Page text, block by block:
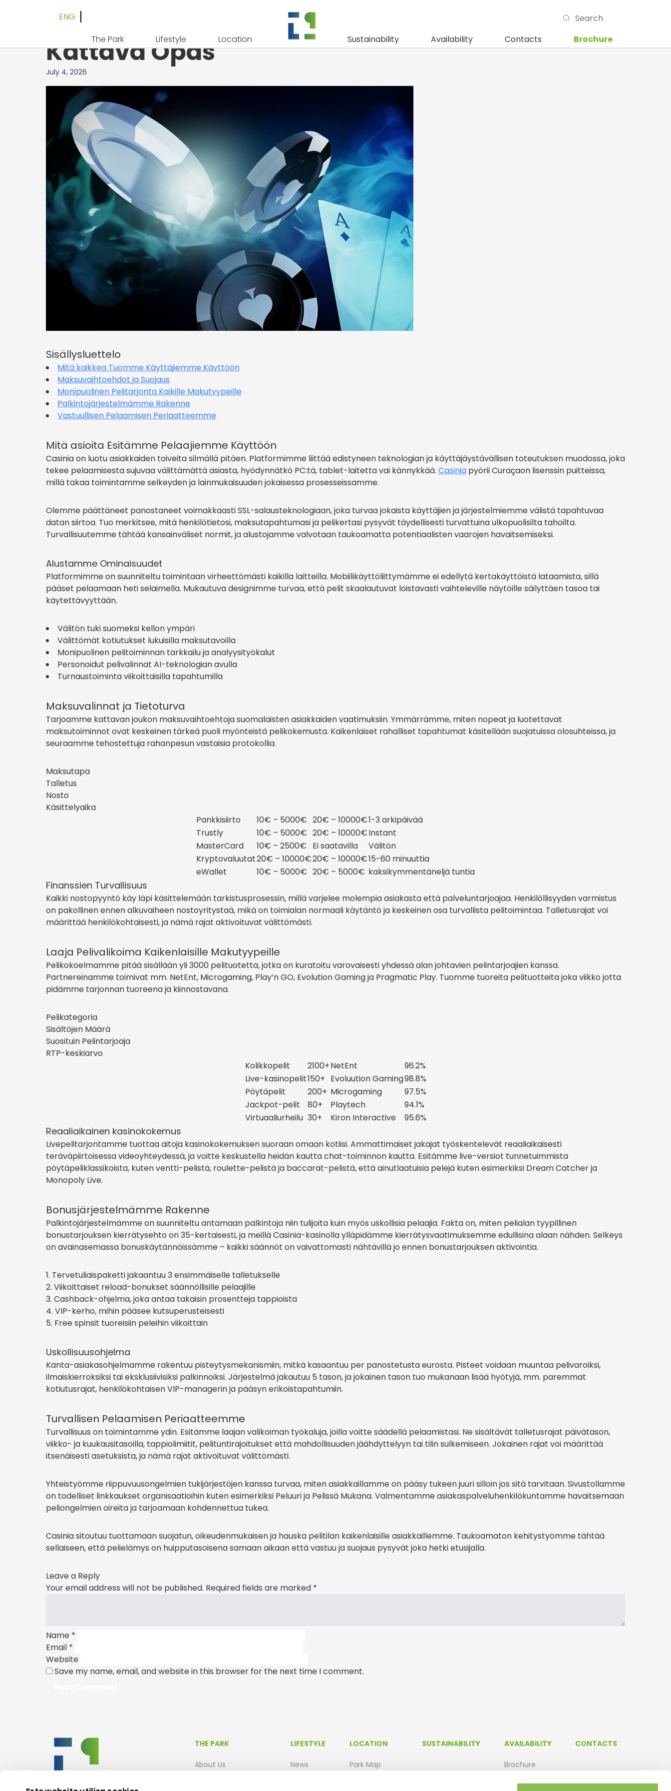
ENG
The Park
Lifestyle Location Sustainability Availability Contacts Brochure
Casinia – Nykyaikaisen Kasinomaailman
Kattava Opas
July 4, 2026
Sisällysluettelo
Mitä kaikkea Tuomme Käyttäjiemme Käyttöön
Maksuvaihtoehdot ja Suojaus
Monipuolinen Pelitarjonta Kaikille Makutyypeille
Palkintojärjestelmämme Rakenne
Vastuullisen Pelaamisen Periaatteemme
Mitä asioita Esitämme Pelaajiemme Käyttöön
Casinia on luotu asiakkaiden toiveita silmällä pitäen. Platformimme liittää edistyneen teknologian ja käyttäjäystävällisen toteutuksen muodossa, joka
tekee pelaamisesta sujuvaa välittämättä asiasta, hyödynnätkö PC:tä, tablet-laitetta vai kännykkää. Casinia pyörii Curaçaon lisenssin puitteissa,
millä takaa toimintamme selkeyden ja lainmukaisuuden jokaisessa prosesseissamme.
Olemme päättäneet panostaneet voimakkaasti SSL-salausteknologiaan, joka turvaa jokaista käyttäjien ja järjestelmiemme välistä tapahtuvaa
datan siirtoa. Tuo merkitsee, mitä henkilötietosi, maksutapahtumasi ja pelikertasi pysyvät täydellisesti turvattuina ulkopuolisilta tahoilta.
Turvallisuutemme tähtää kansainväliset normit, ja alustojamme valvotaan taukoamatta potentiaalisten vaarojen havaitsemiseksi.
Alustamme Ominaisuudet
Platformimme on suunniteltu toimintaan virheettömästi kaikilla laitteilla. Mobiilikäyttöliittymämme ei edellytä kertakäyttöistä lataamista, sillä
pääset pelaamaan heti selaimella. Mukautuva designimme turvaa, että pelit skaalautuvat loistavasti vaihteleville näytöille säilyttäen tasoa tai
käytettävyyttään.
Välitön tuki suomeksi kellon ympäri
Välittömät kotiutukset lukuisilla maksutavoilla
Monipuolinen pelitoiminnan tarkkailu ja analyysityökalut
Personoidut pelivalinnat AI-teknologian avulla
Turnaustoiminta viikoittaisilla tapahtumilla
Maksuvalinnat ja Tietoturva
Tarjoamme kattavan joukon maksuvaihtoehtoja suomalaisten asiakkaiden vaatimuksiin. Ymmärrämme, miten nopeat ja luotettavat
maksutoiminnot ovat keskeinen tärkeä puoli myönteistä pelikokemusta. Kaikenlaiset rahalliset tapahtumat käsitellään suojatuissa olosuhteissa, ja
seuraamme tehostettuja rahanpesun vastaisia protokollia.
Maksutapa
Talletus
Nosto
Käsittelyaika
Pankkisiirto
10€ – 5000€ 20€ – 10000€1-3 arkipäivää
Trustly
10€ – 5000€ 20€ – 10000€Instant
MasterCard
10€ – 2500€ Ei saatavilla
Välitön
Kryptovaluutat20€ – 10000€20€ – 10000€15-60 minuuttia
eWallet
10€ – 5000€ 20€ – 5000€ kaksikymmentäneljä tuntia
Finanssien Turvallisuus
Kaikki nostopyyntö käy läpi käsittelemään tarkistusprosessin, millä varjelee molempia asiakasta että palveluntarjoajaa. Henkilöllisyyden varmistus
on pakollinen ennen alkuvaiheen nostoyritystaä, mikä on toimialan normaali käytäntö ja keskeinen osa turvallista pelitoimintaa. Talletusrajat voi
määrittää henkilökohtaisesti, ja nämä rajat aktivoituvat välittömästi.
Laaja Pelivalikoima Kaikenlaisille Makutyypeille
Pelikokoelmamme pitää sisällään yli 3000 pelituotetta, jotka on kuratoitu varovaisesti yhdessä alan johtavien pelintarjoajien kanssa.
Partnereinamme toimivat mm. NetEnt, Microgaming, Play’n GO, Evolution Gaming ja Pragmatic Play. Tuomme tuoreita pelituotteita joka viikko jotta
pidämme tarjonnan tuoreena ja kiinnostavana.
Pelikategoria
Sisältöjen Määrä
Suosituin Pelintarjoaja
RTP-keskiarvo
Kolikkopelit
2100+NetEnt
96.2%
Live-kasinopelit150+ Evoluution Gaming98.8%
Pöytäpelit
200+ Microgaming
97.5%
Jackpot-pelit
80+ Playtech
94.1%
Virtuaaliurheilu 30+ Kiron Interactive 95.6%
Reaaliaikainen kasinokokemus
Livepelitarjontamme tuottaa aitoja kasinokokemuksen suoraan omaan kotiisi. Ammattimaiset jakajat työskentelevät reaaliaikaisesti
teräväpiirtoisessa videoyhteydessä, ja voitte keskustella heidän kautta chat-toiminnon kautta. Esitämme live-versiot tunnetuimmista
pöytäpeliklassikoista, kuten ventti-pelistä, roulette-pelistä ja baccarat-pelistä, että ainutlaatuisia pelejä kuten esimerkiksi Dream Catcher ja
Monopoly Live.
Bonusjärjestelmämme Rakenne
Palkintojärjestelmämme on suunniteltu antamaan palkintoja niin tulijoita kuin myös uskollisia pelaajia. Fakta on, miten pelialan tyypillinen
bonustarjouksen kierrätysehto on 35-kertaisesti, ja meillä Casinia-kasinolla ylläpidämme kierrätysvaatimuksemme edullisina alaan nähden. Selkeys
on avainasemassa bonuskäytännöissämme – kaikki säännöt on vaivattomasti nähtävillä jo ennen bonustarjouksen aktivointia.
Tervetuliaispaketti jakaantuu 3 ensimmäiselle talletukselle
Viikoittaiset reload-bonukset säännöllisille pelaajille
Cashback-ohjelma, joka antaa takaisin prosentteja tappioista
VIP-kerho, mihin pääsee kutsuperusteisesti
Free spinsit tuoreisiin peleihin viikoittain
Uskollisuusohjelma
Kanta-asiakasohjelmamme rakentuu pisteytysmekanismiin, mitkä kasaantuu per panostetusta eurosta. Pisteet voidaan muuntaa pelivaroiksi,
ilmaiskierroksiksi tai eksklusiivisiksi palkinnoiksi. Järjestelmä jakautuu 5 tason, ja jokainen tason tuo mukanaan lisää hyötyjä, mm. paremmat
kotiutusrajat, henkilökohtaisen VIP-managerin ja pääsyn erikoistapahtumiin.
Turvallisen Pelaamisen Periaatteemme
Turvallisuus on toimintamme ydin. Esitämme laajan valikoiman työkaluja, joilla voitte säädellä pelaamistasi. Ne sisältävät talletusrajat päivätason,
viikko- ja kuukausitasoilla, tappiolimiitit, pelituntirajoitukset että mahdollisuuden jäähdyttelyyn tai tilin sulkemiseen. Jokainen rajat voi määrittää
itsenäisesti asetuksista, ja nämä rajat aktivoituvat välittömästi.
Yhteistyömme riippuvuusongelmien tukijärjestöjen kanssa turvaa, miten asiakkaillamme on pääsy tukeen juuri silloin jos sitä tarvitaan. Sivustollamme
on todelliset linkkaukset organisaatioihin kuten esimerkiksi Peluuri ja Pelissä Mukana. Valmentamme asiakaspalveluhenkilökuntamme havaitsemaan
peliongelmien oireita ja tarjoamaan kohdennettua tukea.
Casinia sitoutuu tuottamaan suojatun, oikeudenmukaisen ja hauska pelitilan kaikenlaisille asiakkaillemme. Taukoamaton kehitystyömme tähtää
sellaiseen, että pelielämys on huipputasoisena samaan aikaan että vastuu ja suojaus pysyvät joka hetki etusijalla.
Leave a Reply
Your email address will not be published. Required fields are marked *
Name *
Email *
Website
Save my name, email, and website in this browser for the next time I comment.
THE PARK
About Us
LIFESTYLE
News
LOCATION
Park Map
SUSTAINABILITY AVAILABILITY
Brochure
Buildings
CONTACTS